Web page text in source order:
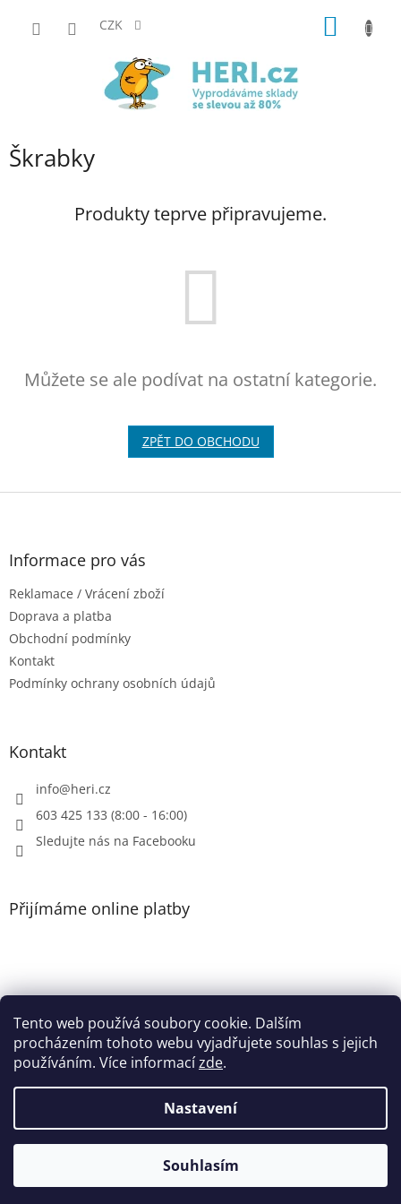
Tento web používá soubory cookie. Dalším
procházením tohoto webu vyjadřujete souhlas s jejich
používáním. Více informacízde.
Nastavení
Souhlasím
CZK
Škrabky
Produkty teprve připravujeme.
Můžete se ale podívat na ostatní kategorie.
ZPĚT DO OBCHODU
Z
Informace pro vás
Reklamace / Vrácení zboží
Doprava a platba
Obchodní podmínky
Kontakt
Podmínky ochrany osobních údajů
Kontakt
info@heri.cz
603 425 133 (8:00 - 16:00)
Sledujte nás na Facebooku
Přijímáme online platby
Patička
Vytvořil Shoptet
Heri.cz. Všechna práva vyhrazena.